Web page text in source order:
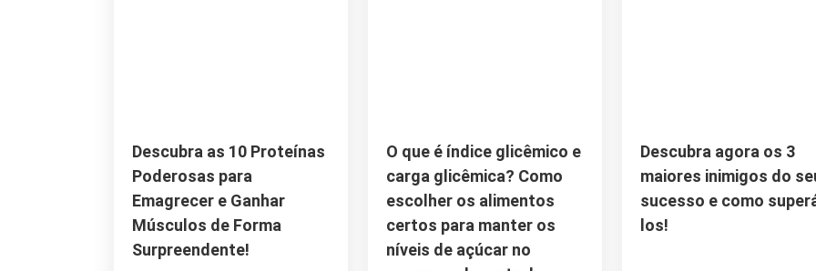
Descubra as 10 Proteínas
Poderosas para
Emagrecer e Ganhar
Músculos de Forma
Surpreendente!
O que é índice glicêmico e
carga glicêmica? Como
escolher os alimentos
certos para manter os
níveis de açúcar no
Descubra agora os 3
maiores inimigos do
sucesso e como
los!